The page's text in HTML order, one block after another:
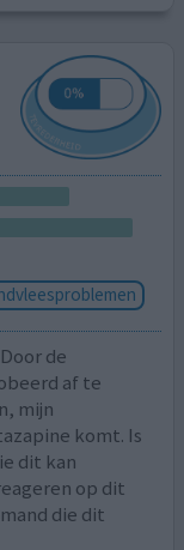
de
af te
mijn
komt. Is
dit kan
op dit
die dit